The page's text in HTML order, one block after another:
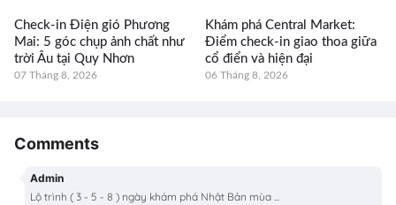
Check-in Điện gió Phương
Mai: 5 góc chụp ảnh chất như
trời Âu tại Quy Nhơn
07 Tháng 8, 2026
Khám phá Central Market:
Điểm check-in giao thoa giữa
cổ điển và hiện đại
06 Tháng 8, 2026
Comments
Admin
Lộ trình ( 3 - 5 - 8 ) ngày khám phá Nhật Bản mùa ...